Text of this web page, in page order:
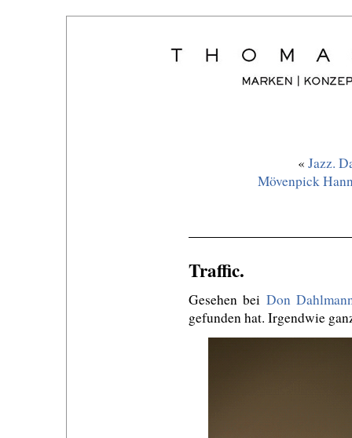
« Jazz.
Mövenpick
Traffic.
Gesehen bei Don
gefunden hat. Irgendwie